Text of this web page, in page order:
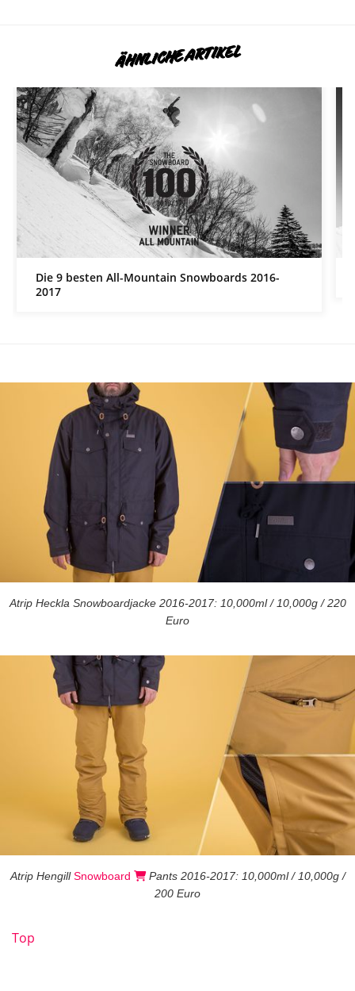
ÄHNLICHE ARTIKEL
Die 9 besten All-Mountain Snowboards 2016-
2017
Atrip Heckla Snowboardjacke 2016-2017: 10,000ml / 10,000g / 220
Euro
Atrip Hengill Snowboard
Pants 2016-2017: 10,000ml / 10,000g /
200 Euro
Top